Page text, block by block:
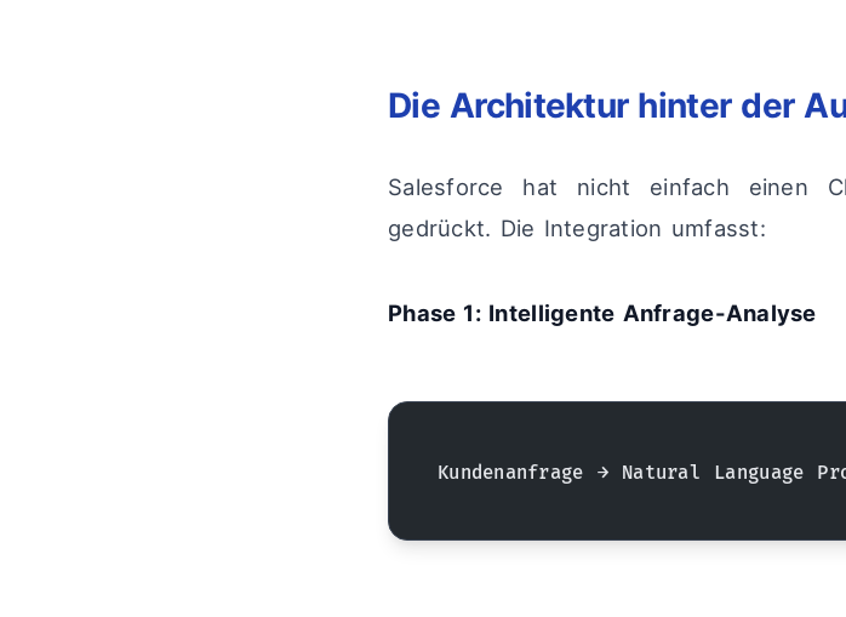
Die Architektur hinter der
Salesforce hat nicht einfach einen
gedrückt. Die Integration umfasst:
Phase 1: Intelligente Anfrage-Analyse
Kundenanfrage → Natural Language